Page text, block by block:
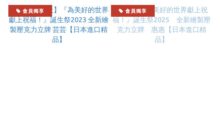
會員獨享 會員獨享